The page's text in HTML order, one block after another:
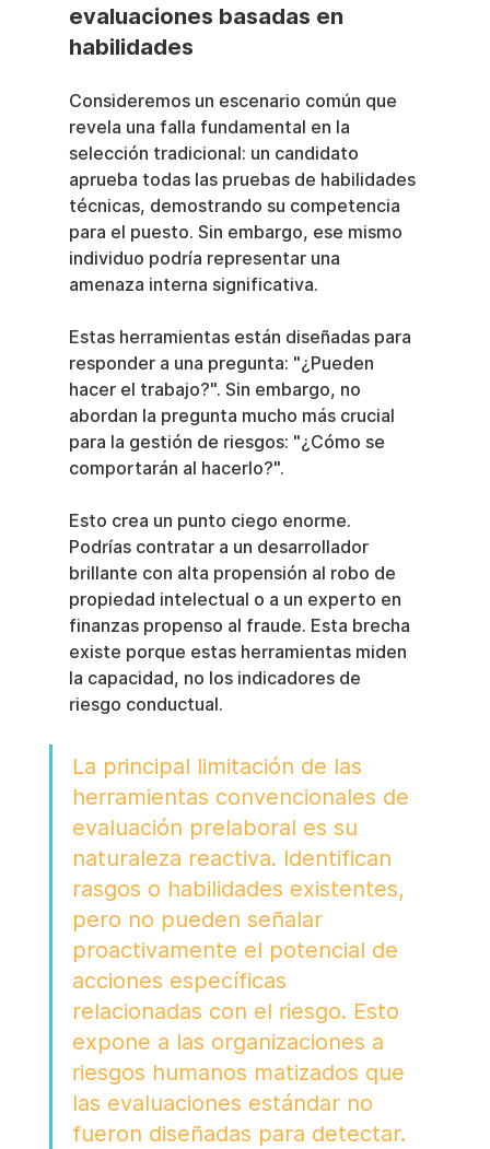
evaluaciones basadas en
habilidades
Consideremos un escenario común que
revela una falla fundamental en la
selección tradicional: un candidato
aprueba todas las pruebas de habilidades
técnicas, demostrando su competencia
para el puesto. Sin embargo, ese mismo
individuo podría representar una
amenaza interna significativa.
Estas herramientas están diseñadas para
responder a una pregunta: "¿Pueden
hacer el trabajo?". Sin embargo, no
abordan la pregunta mucho más crucial
para la gestión de riesgos: "¿Cómo se
comportarán al hacerlo?".
Esto crea un punto ciego enorme.
Podrías contratar a un desarrollador
brillante con alta propensión al robo de
propiedad intelectual o a un experto en
finanzas propenso al fraude. Esta brecha
existe porque estas herramientas miden
la capacidad, no los indicadores de
riesgo conductual.
La principal limitación de las
herramientas convencionales de
evaluación prelaboral es su
naturaleza reactiva. Identifican
rasgos o habilidades existentes,
pero no pueden señalar
proactivamente el potencial de
acciones específicas
relacionadas con el riesgo. Esto
expone a las organizaciones a
riesgos humanos matizados que
las evaluaciones estándar no
fueron diseñadas para detectar.